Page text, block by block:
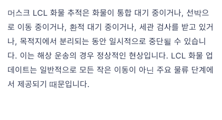
머스크 LCL 화물 추적은 화물이 통합 대기 중이거나, 선박으
로 이동 중이거나, 환적 대기 중이거나, 세관 검사를 받고 있거
나, 목적지에서 분리되는 동안 일시적으로 중단될 수 있습니
다. 이는 해상 운송의 경우 정상적인 현상입니다. LCL 화물 업
데이트는 일반적으로 모든 작은 이동이 아닌 주요 물류 단계에
서 제공되기 때문입니다.